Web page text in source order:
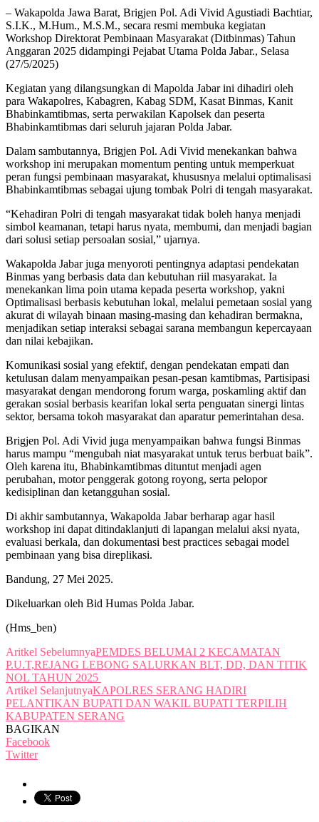
– Wakapolda Jawa Barat, Brigjen Pol. Adi Vivid Agustiadi Bachtiar,
S.I.K., M.Hum., M.S.M., secara resmi membuka kegiatan
Workshop Direktorat Pembinaan Masyarakat (Ditbinmas) Tahun
Anggaran 2025 didampingi Pejabat Utama Polda Jabar., Selasa
(27/5/2025)
Kegiatan yang dilangsungkan di Mapolda Jabar ini dihadiri oleh
para Wakapolres, Kabagren, Kabag SDM, Kasat Binmas, Kanit
Bhabinkamtibmas, serta perwakilan Kapolsek dan peserta
Bhabinkamtibmas dari seluruh jajaran Polda Jabar.
Dalam sambutannya, Brigjen Pol. Adi Vivid menekankan bahwa
workshop ini merupakan momentum penting untuk memperkuat
peran fungsi pembinaan masyarakat, khususnya melalui optimalisasi
Bhabinkamtibmas sebagai ujung tombak Polri di tengah masyarakat.
“Kehadiran Polri di tengah masyarakat tidak boleh hanya menjadi
simbol keamanan, tetapi harus nyata, membumi, dan menjadi bagian
dari solusi setiap persoalan sosial,” ujarnya.
Wakapolda Jabar juga menyoroti pentingnya adaptasi pendekatan
Binmas yang berbasis data dan kebutuhan riil masyarakat. Ia
menekankan lima poin utama kepada peserta workshop, yakni
Optimalisasi berbasis kebutuhan lokal, melalui pemetaan sosial yang
akurat di wilayah binaan masing-masing dan kehadiran bermakna,
menjadikan setiap interaksi sebagai sarana membangun kepercayaan
dan nilai kebajikan.
Komunikasi sosial yang efektif, dengan pendekatan empati dan
ketulusan dalam menyampaikan pesan-pesan kamtibmas, Partisipasi
masyarakat dengan mendorong forum warga, poskamling aktif dan
gerakan sosial berbasis kearifan lokal serta penguatan sinergi lintas
sektor, bersama tokoh masyarakat dan aparatur pemerintahan desa.
Brigjen Pol. Adi Vivid juga menyampaikan bahwa fungsi Binmas
harus mampu “mengubah niat masyarakat untuk terus berbuat baik”.
Oleh karena itu, Bhabinkamtibmas dituntut menjadi agen
perubahan, motor penggerak gotong royong, serta pelopor
kedisiplinan dan ketangguhan sosial.
Di akhir sambutannya, Wakapolda Jabar berharap agar hasil
workshop ini dapat ditindaklanjuti di lapangan melalui aksi nyata,
evaluasi berkala, dan dokumentasi best practices sebagai model
pembinaan yang bisa direplikasi.
Bandung, 27 Mei 2025.
Dikeluarkan oleh Bid Humas Polda Jabar.
(Hms_ben)
Aritkel SebelumnyaPEMDES BELUMAI 2 KECAMATAN
P.U.T,REJANG LEBONG SALURKAN BLT, DD, DAN TITIK
NOL TAHUN 2025
Artikel SelanjutnyaKAPOLRES SERANG HADIRI
PELANTIKAN BUPATI DAN WAKIL BUPATI TERPILIH
KABUPATEN SERANG
BAGIKAN
Facebook
Twitter